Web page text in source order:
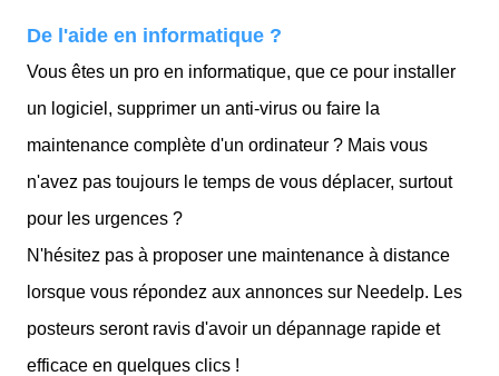
De l'aide en informatique ?
Vous êtes un pro en informatique, que ce pour installer
un logiciel, supprimer un anti-virus ou faire la
maintenance complète d'un ordinateur ? Mais vous
n'avez pas toujours le temps de vous déplacer, surtout
pour les urgences ?
N'hésitez pas à proposer une maintenance à distance
lorsque vous répondez aux annonces sur Needelp. Les
posteurs seront ravis d'avoir un dépannage rapide et
efficace en quelques clics !